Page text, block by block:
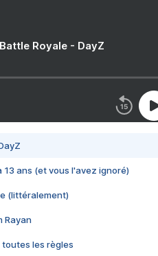
Royale - DayZ
13 ans (et vous l'avez ignoré)
(littéralement)
Rayan
toutes les règles